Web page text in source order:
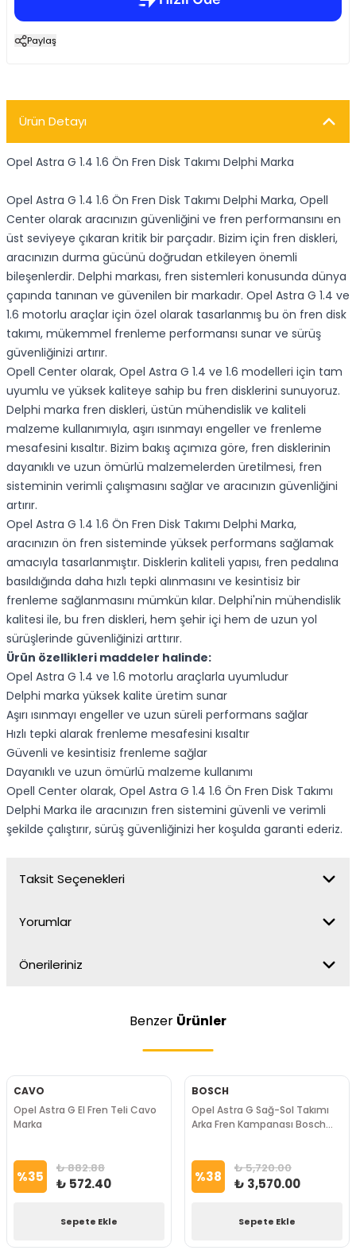
Paylaş
Ürün Detayı
Opel Astra G 1.4 1.6 Ön Fren Disk Takımı Delphi Marka
Opel Astra G 1.4 1.6 Ön Fren Disk Takımı Delphi Marka, Opell
Center olarak aracınızın güvenliğini ve fren performansını en
üst seviyeye çıkaran kritik bir parçadır. Bizim için fren diskleri,
aracınızın durma gücünü doğrudan etkileyen önemli
bileşenlerdir. Delphi markası, fren sistemleri konusunda dünya
çapında tanınan ve güvenilen bir markadır. Opel Astra G 1.4 ve
1.6 motorlu araçlar için özel olarak tasarlanmış bu ön fren disk
takımı, mükemmel frenleme performansı sunar ve sürüş
güvenliğinizi artırır.
Opell Center olarak, Opel Astra G 1.4 ve 1.6 modelleri için tam
uyumlu ve yüksek kaliteye sahip bu fren disklerini sunuyoruz.
Delphi marka fren diskleri, üstün mühendislik ve kaliteli
malzeme kullanımıyla, aşırı ısınmayı engeller ve frenleme
mesafesini kısaltır. Bizim bakış açımıza göre, fren disklerinin
dayanıklı ve uzun ömürlü malzemelerden üretilmesi, fren
sisteminin verimli çalışmasını sağlar ve aracınızın güvenliğini
artırır.
Opel Astra G 1.4 1.6 Ön Fren Disk Takımı Delphi Marka,
aracınızın ön fren sisteminde yüksek performans sağlamak
amacıyla tasarlanmıştır. Disklerin kaliteli yapısı, fren pedalına
basıldığında daha hızlı tepki alınmasını ve kesintisiz bir
frenleme sağlanmasını mümkün kılar. Delphi'nin mühendislik
kalitesi ile, bu fren diskleri, hem şehir içi hem de uzun yol
sürüşlerinde güvenliğinizi arttırır.
Ürün özellikleri maddeler halinde:
Opel Astra G 1.4 ve 1.6 motorlu araçlarla uyumludur
Delphi marka yüksek kalite üretim sunar
Aşırı ısınmayı engeller ve uzun süreli performans sağlar
Hızlı tepki alarak frenleme mesafesini kısaltır
Güvenli ve kesintisiz frenleme sağlar
Dayanıklı ve uzun ömürlü malzeme kullanımı
Opell Center olarak, Opel Astra G 1.4 1.6 Ön Fren Disk Takımı
Delphi Marka ile aracınızın fren sistemini güvenli ve verimli
şekilde çalıştırır, sürüş güvenliğinizi her koşulda garanti ederiz.
Taksit Seçenekleri
Yorumlar
Önerileriniz
Benzer Ürünler
CAVO
Opel Astra G El Fren Teli Cavo
Marka
%35 ₺ 882.88
₺ 572.40
Sepete Ekle
BOSCH
Opel Astra G Sağ-Sol Takımı
Arka Fren Kampanası Bosch
%38 ₺ 5,720.00
₺ 3,570.00
Sepete Ekle